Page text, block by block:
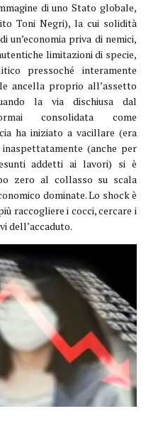
di uno Stato globale,
Toni Negri), la cui solidità
un’economia priva di nemici,
limitazioni di specie,
pressoché interamente
ancella proprio all’assetto
la via dischiusa dal
consolidata come
ha iniziato a vacillare (era
(anche per
addetti ai lavori) si è
zero al collasso su scala
dominate. Lo shock è
raccogliere i cocci, cercare i
dell’accaduto.